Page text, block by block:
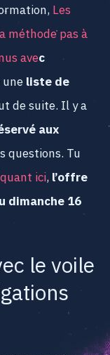
Les
méthode pas à
avec
liste de
de suite. Il y a
aux
questions. Tu
ici, l’offre
dimanche 16
le voile